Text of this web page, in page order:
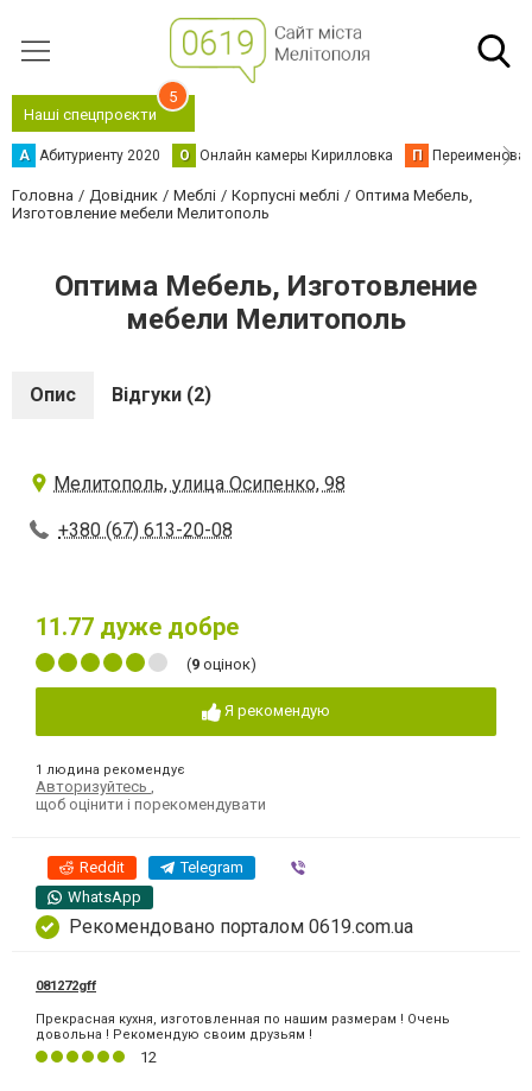
Наші спецпроєкти
5
А Абитуриенту 2020 О Онлайн камеры Кирилловка П
Головна Довідник Меблі Корпусні меблі
Оптима Мебель,
Изготовление мебели Мелитополь
Оптима Мебель, Изготовление
мебели Мелитополь
Опис Відгуки (2)
Мелитополь, улица Осипенко, 98
+380 (67) 613-20-08
11.77 дуже добре
(9 оцінок)
Я рекомендую
1 людина рекомендує
Авторизуйтесь
щоб оцінити і порекомендувати
Reddit Telegram
WhatsApp
Рекомендовано порталом 0619.com.ua
081272gff
Прекрасная кухня, изготовленная по нашим размерам ! Очень
довольна ! Рекомендую своим друзьям !
12